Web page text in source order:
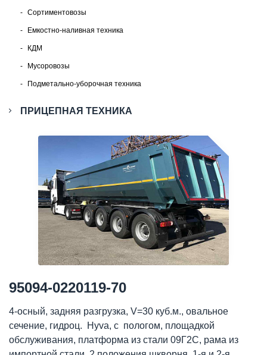
Сортиментовозы
Емкостно-наливная техника
КДМ
Мусоровозы
Подметально-уборочная техника
ПРИЦЕПНАЯ ТЕХНИКА
95094-0220119-70
4-осный, задняя разгрузка, V=30 куб.м., овальное
сечение, гидроц. Hyva, с пологом, площадкой
обслуживания, платформа из стали 09Г2С, рама из